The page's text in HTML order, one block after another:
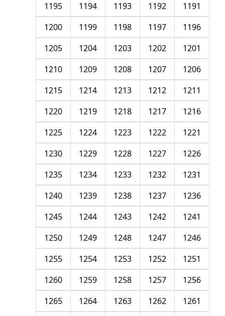
1191
1192
1193
1194
1195
1196
1197
1198
1199
1200
1201
1202
1203
1204
1205
1206
1207
1208
1209
1210
1211
1212
1213
1214
1215
1216
1217
1218
1219
1220
1221
1222
1223
1224
1225
1226
1227
1228
1229
1230
1231
1232
1233
1234
1235
1236
1237
1238
1239
1240
1241
1242
1243
1244
1245
1246
1247
1248
1249
1250
1251
1252
1253
1254
1255
1256
1257
1258
1259
1260
1261
1262
1263
1264
1265